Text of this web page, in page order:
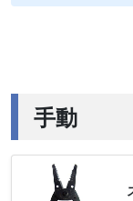
手動